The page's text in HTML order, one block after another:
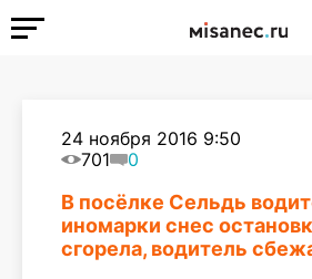
24 ноября 2016 9:50
701
0
В посёлке Сельдь
иномарки снес
сгорела, водитель